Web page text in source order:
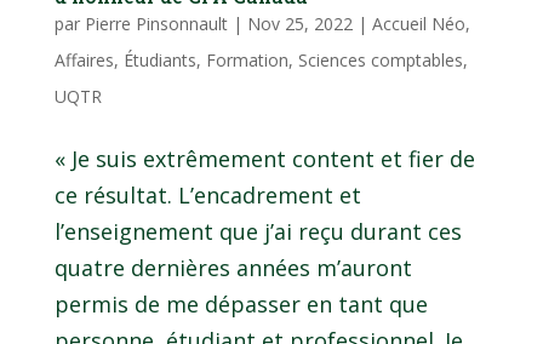
par Pierre Pinsonnault| Nov 25, 2022| Accueil Néo,
Affaires, Étudiants, Formation, Sciences comptables,
UQTR
« Je suis extrêmement content et fier de
ce résultat. L’encadrement et
l’enseignement que j’ai reçu durant ces
quatre dernières années m’auront
permis de me dépasser en tant que